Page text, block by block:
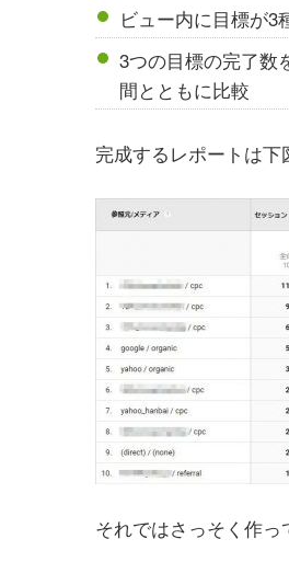
ビュー内に目標が3
3つの目標の完了数
間とともに比較
完成するレポートは下
それではさっそく作っ